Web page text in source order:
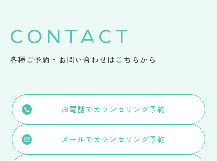
CONTACT
各種ご予約・お問い合わせはこちらから
お電話でカウンセリング予約
メールでカウンセリング予約